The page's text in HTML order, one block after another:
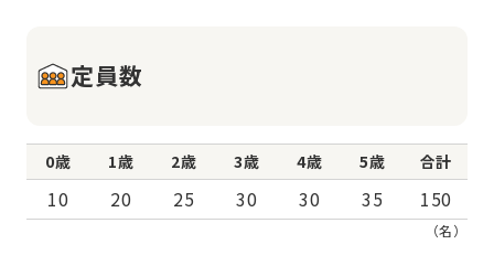
定員数
0歳 1歳 2歳 3歳 4歳 5歳 合計
10 20 25 30 30 35 150
（名）